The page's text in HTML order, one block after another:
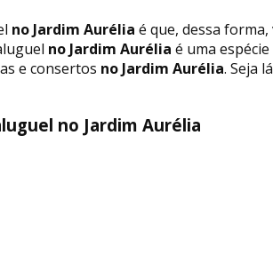
no Jardim Aurélia é que, dessa
no Jardim Aurélia é uma
e consertos no Jardim Aurélia. Seja
no Jardim Aurélia